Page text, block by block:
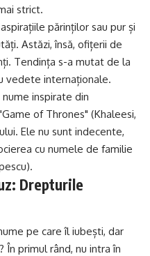
strict.
părinților sau pur și
Astăzi, însă, ofițerii de
Tendința s-a mutat de la
vedete internaționale.
inspirate din
of Thrones" (Khaleesi,
Ele nu sunt indecente,
cu numele de familie
Drepturile
pe care îl iubești, dar
În primul rând, nu intra în